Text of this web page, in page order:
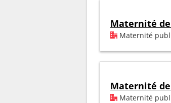
Maternité
Maternité
Maternité de
Maternité